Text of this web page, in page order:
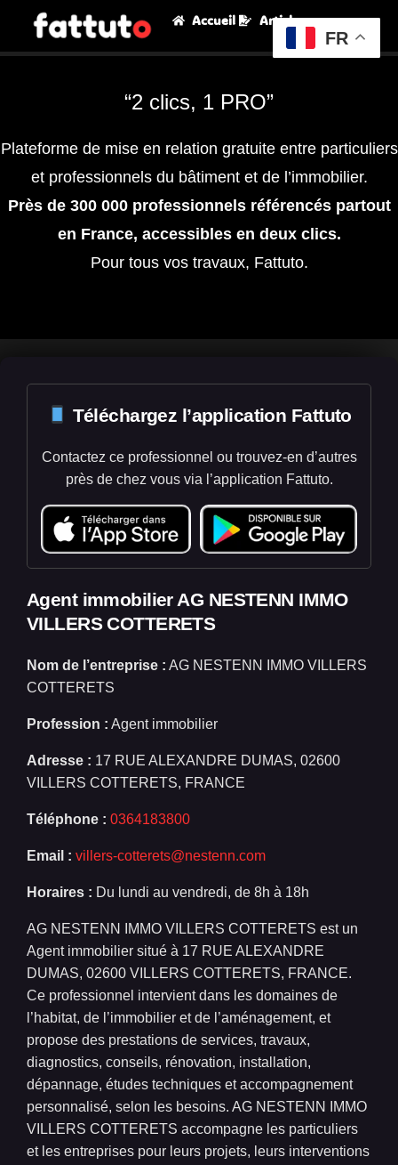
Accueil Articles
“2 clics, 1 PRO”
Plateforme de mise en relation gratuite entre particuliers
et professionnels du bâtiment et de l’immobilier.
Près de 300 000 professionnels référencés partout
en France, accessibles en deux clics.
Pour tous vos travaux, Fattuto.
Téléchargez l’application Fattuto
Contactez ce professionnel ou trouvez-en d’autres
près de chez vous via l’application Fattuto.
Agent immobilier AG NESTENN IMMO
VILLERS COTTERETS
Nom de l’entreprise : AG NESTENN IMMO VILLERS
COTTERETS
Profession : Agent immobilier
Adresse : 17 RUE ALEXANDRE DUMAS, 02600
VILLERS COTTERETS, FRANCE
Téléphone : 0364183800
Email : villers-cotterets@nestenn.com
Horaires : Du lundi au vendredi, de 8h à 18h
AG NESTENN IMMO VILLERS COTTERETS est un
Agent immobilier situé à 17 RUE ALEXANDRE
DUMAS, 02600 VILLERS COTTERETS, FRANCE.
Ce professionnel intervient dans les domaines de
l’habitat, de l’immobilier et de l’aménagement, et
propose des prestations de services, travaux,
diagnostics, conseils, rénovation, installation,
dépannage, études techniques et accompagnement
personnalisé, selon les besoins. AG NESTENN IMMO
VILLERS COTTERETS accompagne les particuliers
et les entreprises pour leurs projets, leurs interventions
FR